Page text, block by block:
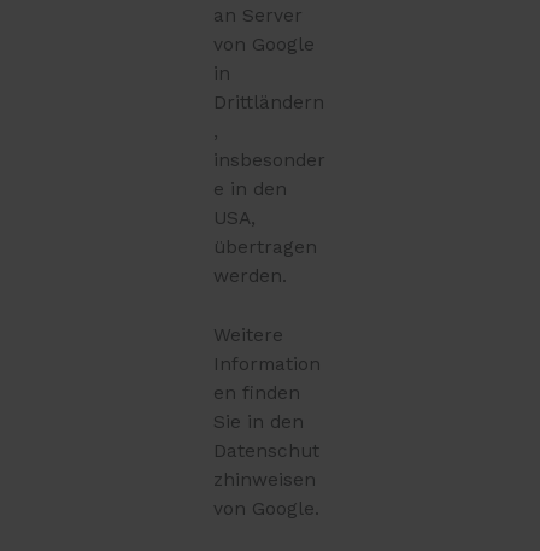
an Server
von Google
in
Drittländern
,
insbesonder
e in den
USA,
übertragen
werden.
Weitere
Information
en finden
Sie in den
Datenschut
zhinweisen
von Google.